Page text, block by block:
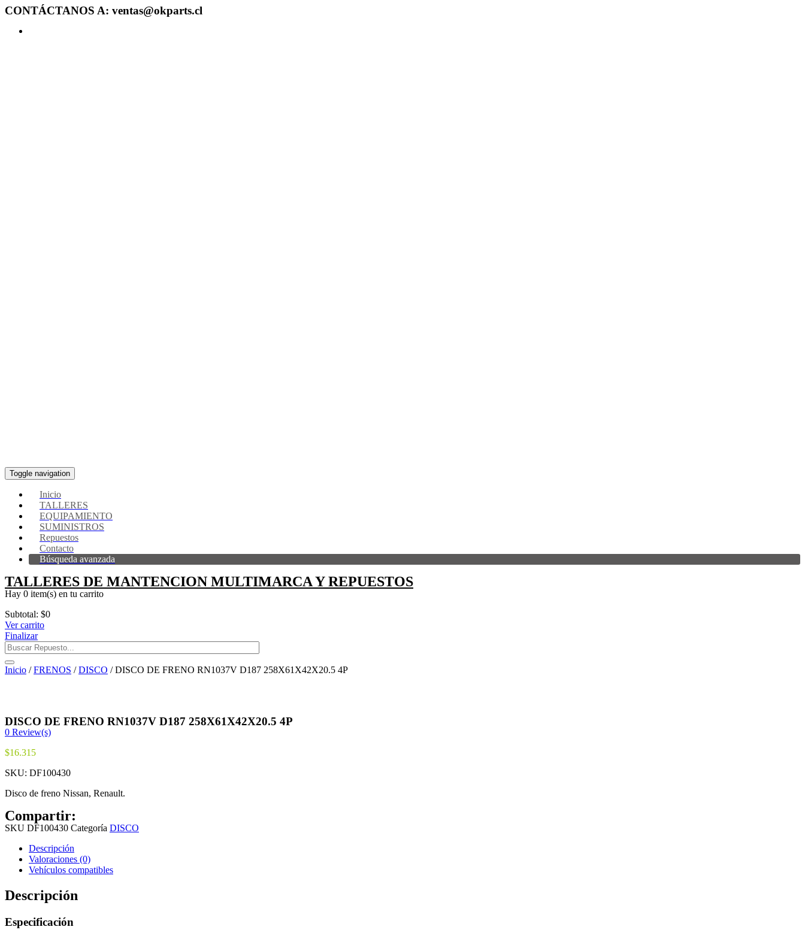
CONTÁCTANOS A: ventas@okparts.cl
Toggle navigation
Inicio
TALLERES
EQUIPAMIENTO
SUMINISTROS
Repuestos
Contacto
Búsqueda avanzada
TALLERES DE MANTENCION MULTIMARCA Y REPUESTOS
Hay 0 item(s) en tu carrito
Subtotal: $0
Ver carrito
Finalizar
Inicio /FRENOS /DISCO / DISCO DE FRENO RN1037V D187 258X61X42X20.5 4P
DISCO DE FRENO RN1037V D187 258X61X42X20.5 4P
0 Review(s)
$16.315
SKU: DF100430
Disco de freno Nissan, Renault.
Compartir:
SKU DF100430 Categoría DISCO
Descripción
Valoraciones (0)
Vehículos compatibles
Descripción
Especificación